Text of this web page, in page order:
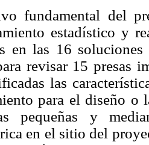
fundamental del
estadístico y
en las 16
revisar 15 presas
las
para el diseño o
pequeñas y
en el sitio del